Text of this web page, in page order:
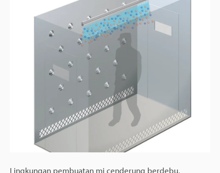
Lingkungan pembuatan mi cenderung berdebu,